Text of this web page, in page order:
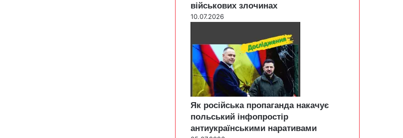
військових злочинах
10.07.2026
Як російська пропаганда накачує
польський інфопростір
антиукраїнськими наративами